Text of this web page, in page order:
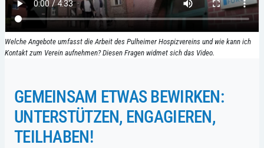
Welche Angebote umfasst die Arbeit des Pulheimer Hospizvereins und wie kann ich
Kontakt zum Verein aufnehmen? Diesen Fragen widmet sich das Video.
GEMEINSAM ETWAS BEWIRKEN:
UNTERSTÜTZEN, ENGAGIEREN,
TEILHABEN!